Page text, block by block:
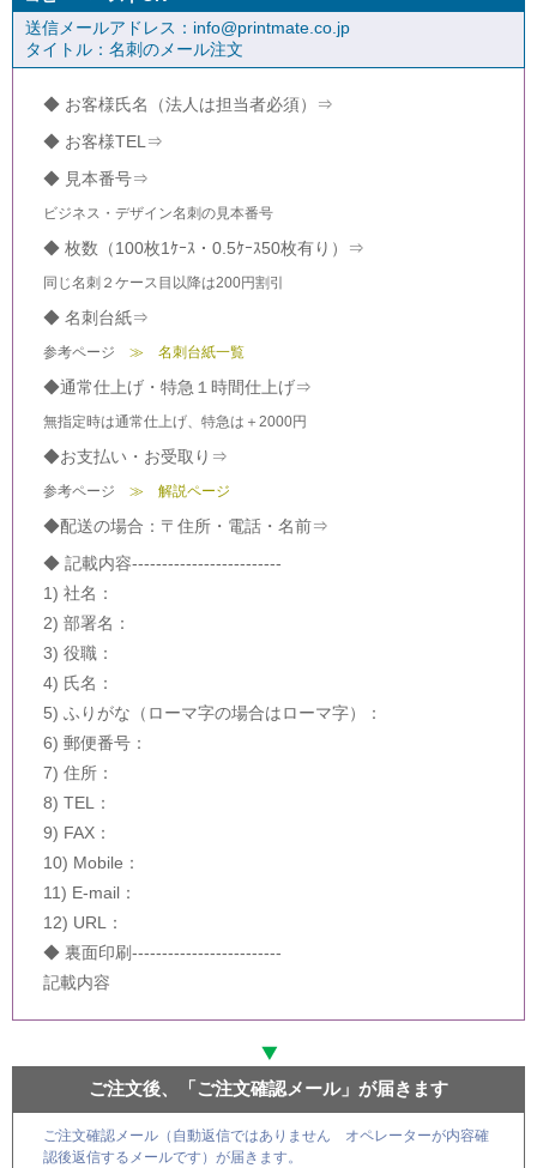
送信メールアドレス：info@printmate.co.jp
タイトル：名刺のメール注文
◆ お客様氏名（法人は担当者必須）⇒
◆ お客様TEL⇒
◆ 見本番号⇒
ビジネス・デザイン名刺の見本番号
◆ 枚数（100枚1ｹｰｽ・0.5ｹｰｽ50枚有り）⇒
同じ名刺２ケース目以降は200円割引
◆ 名刺台紙⇒
参考ページ ≫ 名刺台紙一覧
◆通常仕上げ・特急１時間仕上げ⇒
無指定時は通常仕上げ、特急は＋2000円
◆お支払い・お受取り⇒
参考ページ ≫ 解説ページ
◆配送の場合：〒住所・電話・名前⇒
◆ 記載内容-------------------------
1) 社名：
2) 部署名：
3) 役職：
4) 氏名：
5) ふりがな（ローマ字の場合はローマ字）：
6) 郵便番号：
7) 住所：
8) TEL：
9) FAX：
10) Mobile：
11) E-mail：
12) URL：
◆ 裏面印刷-------------------------
記載内容
ご注文後、「ご注文確認メール」が届きます
ご注文確認メール（自動返信ではありません オペレーターが内容確
認後返信するメールです）が届きます。